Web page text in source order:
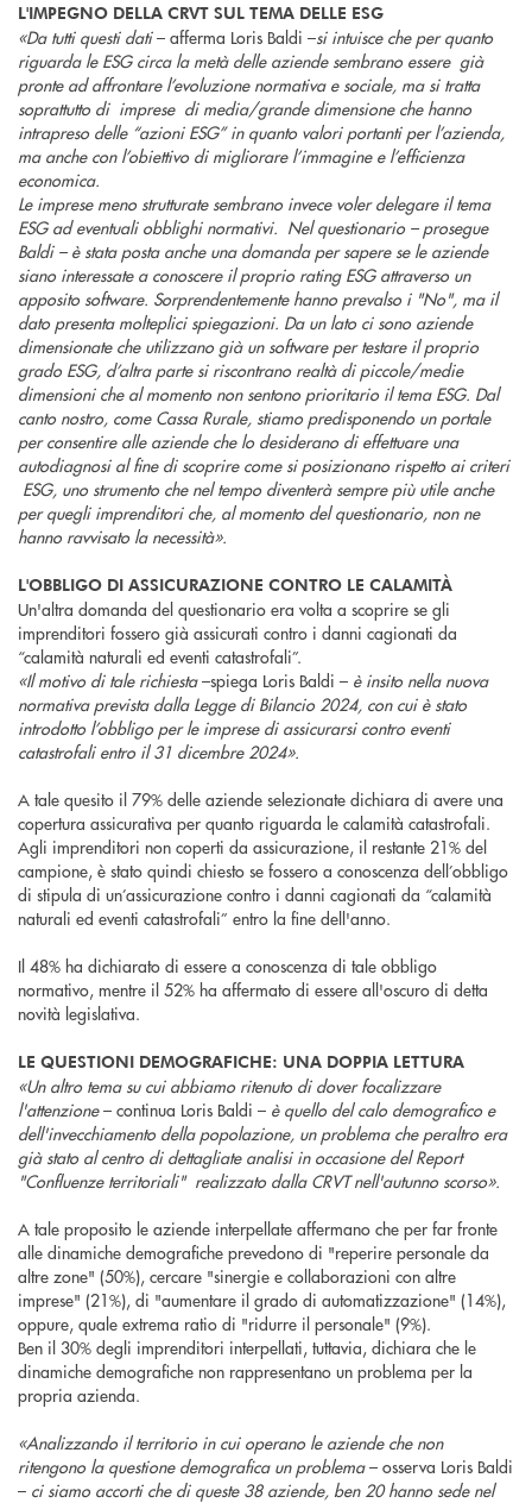
L'IMPEGNO DELLA CRVT SUL TEMA DELLE ESG
«Da tutti questi dati– afferma Loris Baldi –si intuisce che per quanto
riguarda le ESG circa la metà delle aziende sembrano essere già
pronte ad affrontare l’evoluzione normativa e sociale, ma si tratta
soprattutto di imprese di media/grande dimensione che hanno
intrapreso delle “azioni ESG” in quanto valori portanti per l’azienda,
ma anche con l’obiettivo di migliorare l’immagine e l’efficienza
economica.
Le imprese meno strutturate sembrano invece voler delegare il tema
ESG ad eventuali obblighi normativi. Nel questionario – prosegue
Baldi – è stata posta anche una domanda per sapere se le aziende
siano interessate a conoscere il proprio rating ESG attraverso un
apposito software. Sorprendentemente hanno prevalso i "No", ma il
dato presenta molteplici spiegazioni. Da un lato ci sono aziende
dimensionate che utilizzano già un software per testare il proprio
grado ESG, d’altra parte si riscontrano realtà di piccole/medie
dimensioni che al momento non sentono prioritario il tema ESG. Dal
canto nostro, come Cassa Rurale, stiamo predisponendo un portale
per consentire alle aziende che lo desiderano di effettuare una
autodiagnosi al fine di scoprire come si posizionano rispetto ai criteri
ESG, uno strumento che nel tempo diventerà sempre più utile anche
per quegli imprenditori che, al momento del questionario, non ne
hanno ravvisato la necessità».
L'OBBLIGO DI ASSICURAZIONE CONTRO LE CALAMITÀ
Un'altra domanda del questionario era volta a scoprire se gli
imprenditori fossero già assicurati contro i danni cagionati da
“calamità naturali ed eventi catastrofali”.
«Il motivo di tale richiesta–spiega Loris Baldi – è insito nella nuova
normativa prevista dalla Legge di Bilancio 2024, con cui è stato
introdotto l’obbligo per le imprese di assicurarsi contro eventi
catastrofali entro il 31 dicembre 2024».
A tale quesito il 79% delle aziende selezionate dichiara di avere una
copertura assicurativa per quanto riguarda le calamità catastrofali.
Agli imprenditori non coperti da assicurazione, il restante 21% del
campione, è stato quindi chiesto se fossero a conoscenza dell’obbligo
di stipula di un’assicurazione contro i danni cagionati da “calamità
naturali ed eventi catastrofali” entro la fine dell'anno.
Il 48% ha dichiarato di essere a conoscenza di tale obbligo
normativo, mentre il 52% ha affermato di essere all'oscuro di detta
novità legislativa.
LE QUESTIONI DEMOGRAFICHE: UNA DOPPIA LETTURA
«Un altro tema su cui abbiamo ritenuto di dover focalizzare
l'attenzione– continua Loris Baldi – è quello del calo demografico e
dell'invecchiamento della popolazione, un problema che peraltro era
già stato al centro di dettagliate analisi in occasione del Report
"Confluenze territoriali" realizzato dalla CRVT nell'autunno scorso».
A tale proposito le aziende interpellate affermano che per far fronte
alle dinamiche demografiche prevedono di "reperire personale da
altre zone" (50%), cercare "sinergie e collaborazioni con altre
imprese" (21%), di "aumentare il grado di automatizzazione" (14%),
oppure, quale extrema ratio di "ridurre il personale" (9%).
Ben il 30% degli imprenditori interpellati, tuttavia, dichiara che le
dinamiche demografiche non rappresentano un problema per la
propria azienda.
«Analizzando il territorio in cui operano le aziende che non
ritengono la questione demografica un problema– osserva Loris Baldi
– ci siamo accorti che di queste 38 aziende, ben 20 hanno sede nel